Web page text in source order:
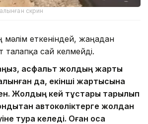
скрин
мәлім еткеніндей, жаңадан
талапқа сай келмейді.
асфальт жолдың жарты
да, екінші жартысына
Жолдың кей тұстары тарылып
автокөліктерге жолдан
тура келеді. Оған қоса